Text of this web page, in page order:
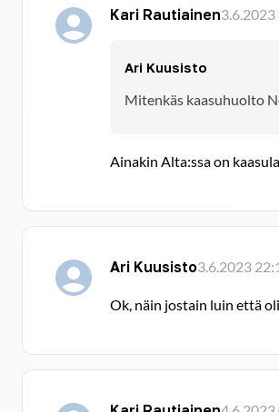
Kari Rautiainen
Ari Kuusisto
Mitenkäs kaasuhuolto
Ainakin Alta:ssa on
Ari Kuusisto3.6.2023
Ok, näin jostain luin että